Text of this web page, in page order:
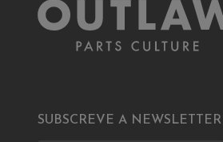
SUBSCREVE A NEWSLETTER